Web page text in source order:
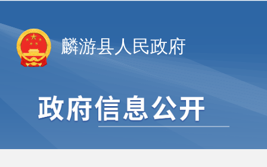
麟游县人民政府